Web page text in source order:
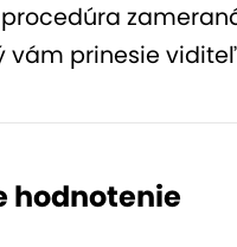
vám prinesie
hodnotenie